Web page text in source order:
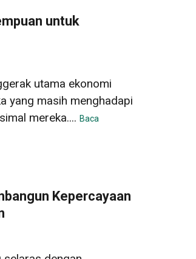
untuk
utama ekonomi
yang masih menghadapi
mereka.... Baca
Kepercayaan